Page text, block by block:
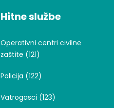
Hitne službe
Operativni centri civilne
zaštite (121)
Policija (122)
Vatrogasci (123)